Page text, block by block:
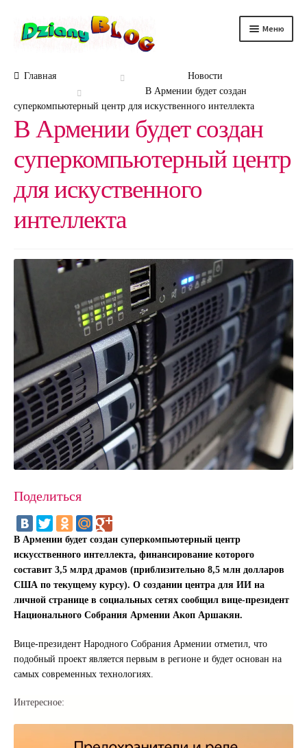
Перейти
Перейти
Меню
DTechno
DHealth
DAuto
Главная
Новости
В Армении будет создан
суперкомпьютерный центр для искуственного интеллекта
В Армении будет создан
суперкомпьютерный центр
для искуственного
интеллекта
Поделиться
В Армении будет создан суперкомпьютерный центр
искусственного интеллекта, финансирование которого
составит 3,5 млрд драмов (приблизительно 8,5 млн долларов
США по текущему курсу). О создании центра для ИИ на
личной странице в социальных сетях сообщил вице-президент
Национального Собрания Армении Акоп Аршакян.
Вице-президент Народного Собрания Армении отметил, что
подобный проект является первым в регионе и будет основан на
самых современных технологиях.
Интересное: